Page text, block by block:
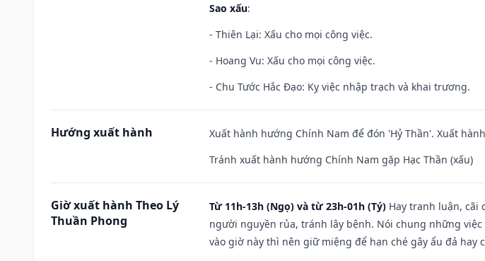
Sao xấu:
- Thiên Lại: Xấu cho mọi công việc.
- Hoang Vu: Xấu cho mọi công việc.
- Chu Tước Hắc Đạo: Kỵ việc nhập trạch và khai trương.
Hướng xuất hành
Xuất hành hướng Chính Nam để đón 'Hỷ Thần'. Xuất
Tránh xuất hành hướng Chính Nam gặp Hạc Thần (xấu)
Giờ xuất hành Theo Lý
Thuần Phong
Từ 11h-13h (Ngọ) và từ 23h-01h (Tý) Hay tranh luận, cãi
người nguyền rủa, tránh lây bệnh. Nói chung những
vào giờ này thì nên giữ miệng để hạn ché gây ẩu đả hay